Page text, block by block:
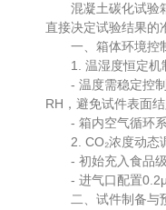
混凝土碳化试验箱
直接决定试验结果的
一、箱体环境控
1. 温湿度恒定机
- 温度需稳定控制
RH，避免试件表面结
- 箱内空气循环系
2. CO₂浓度动态
- 初始充入食品级
- 进气口配置
二、试件制备与